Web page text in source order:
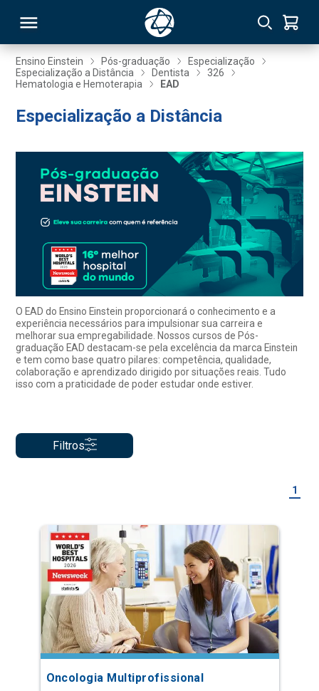
Ensino Einstein Pós-graduação
Especialização
Especialização a Distância
Dentista
326
Hematologia e Hemoterapia
EAD
Especialização a Distância
O EAD do Ensino Einstein proporcionará o conhecimento e a
experiência necessários para impulsionar sua carreira e
melhorar sua empregabilidade. Nossos cursos de Pós-
graduação EAD destacam-se pela excelência da marca Einstein
e tem como base quatro pilares: competência, qualidade,
colaboração e aprendizado dirigido por situações reais. Tudo
isso com a praticidade de poder estudar onde estiver.
Filtros
1
Oncologia Multiprofissional